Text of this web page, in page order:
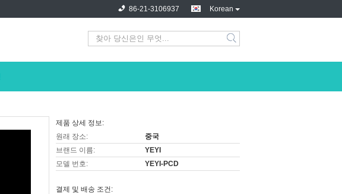
Korean
86-21-3106937
제품 상세 정보:
원래 장소:
중국
브랜드 이름:
YEYI
모델 번호:
YEYI-PCD
결제 및 배송 조건: